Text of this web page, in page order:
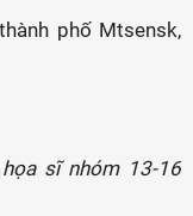
phố Mtsensk,
sĩ nhóm 13-16